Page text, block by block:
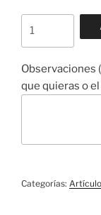
Observaciones
que quieras o
Categorías: